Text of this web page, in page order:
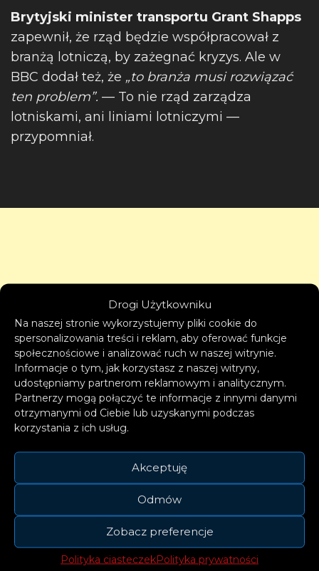
Drogi Użytkowniku
Na naszej stronie wykorzystujemy pliki cookie do
spersonalizowania treści i reklam, aby oferować funkcje
społecznościowe i analizować ruch w naszej witrynie.
Informacje o tym, jak korzystasz z naszej witryny,
udostępniamy partnerom reklamowym i analitycznym.
Partnerzy mogą połączyć te informacje z innymi danymi
otrzymanymi od Ciebie lub uzyskanymi podczas
korzystania z ich usług.
Akceptuję
Odmów
Zobacz preferencje
Polityka ciasteczekPolityka prywatności
Brytyjski minister transportu Grant Shapps
zapewnił, że rząd będzie współpracował z
branżą lotniczą, by zażegnać kryzys. Ale w
BBC dodał też, że „to branża musi rozwiązać
ten problem”. — To nie rząd zarządza
lotniskami, ani liniami lotniczymi —
przypomniał.